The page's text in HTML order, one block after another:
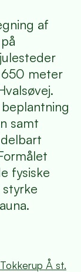
af
650 meter
samt
fysiske
Å st.